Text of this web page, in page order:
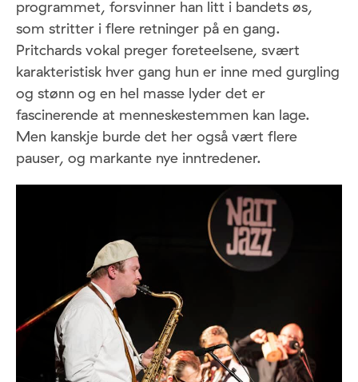
programmet, forsvinner han litt i bandets øs,
som stritter i flere retninger på en gang.
Pritchards vokal preger foreteelsene, svært
karakteristisk hver gang hun er inne med gurgling
og stønn og en hel masse lyder det er
fascinerende at menneskestemmen kan lage.
Men kanskje burde det her også vært flere
pauser, og markante nye inntredener.